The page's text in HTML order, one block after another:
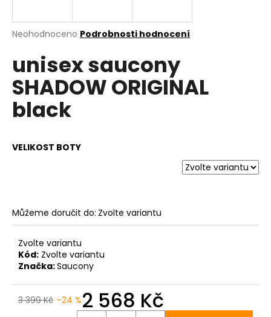
Průměrné
produktu
je
0,0
z
5
hvězdiček.
Neohodnoceno Podrobnosti hodnocení
unisex saucony
SHADOW ORIGINAL
black
VELIKOST BOTY
Můžeme doručit do: Zvolte variantu
Zvolte variantu
Kód: Zvolte variantu
Značka:Saucony
3 399 Kč –24 %2 568 Kč
j
t
?
o
p
u
č
u